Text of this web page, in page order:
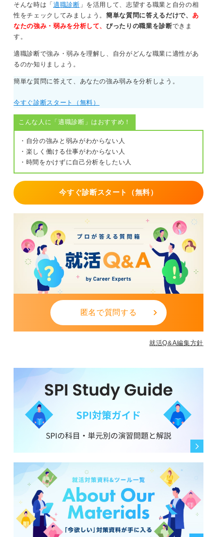
そんな時は「 適職診断 」を活用して、志望する職業と自分の相
性をチェックしてみましょう。簡単な質問に答えるだけで、 あ
なたの強み・弱みを分析して、ぴったりの職業を診断できま
す。
適職診断で強み・弱みを理解し、自分がどんな職業に適性があ
るのか知りましょう。
簡単な質問に答えて、あなたの強み弱みを分析しよう。
今すぐ診断スタート（無料）
こんな人に「適職診断」はおすすめ！
・自分の強みと弱みがわからない人
・楽しく働ける仕事がわからない人
・時間をかけずに自己分析をしたい人
今すぐ診断スタート（無料）
匿名で質問する
就活Q&A編集方針